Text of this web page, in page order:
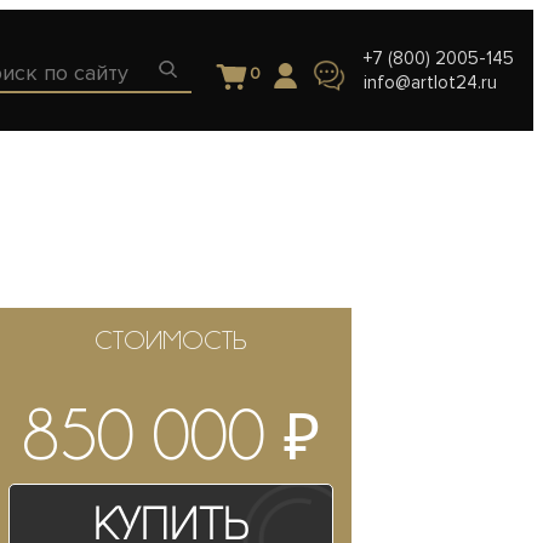
0
+7 (800) 2005-145
info@artlot24.ru
СТОИМОСТЬ
850 000 ₽
Купить